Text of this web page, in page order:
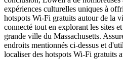
expériences culturelles uniques à
hotspots Wi-Fi gratuits autour de la
connecté tout en explorant les sites
grande ville du Massachusetts.
endroits mentionnés ci-dessus et
localiser des hotspots Wi-Fi gratuits